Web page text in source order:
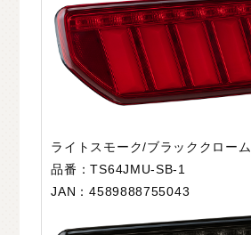
ライトスモーク/ブラッククローム
品番：TS64JMU-SB-1
JAN：4589888755043